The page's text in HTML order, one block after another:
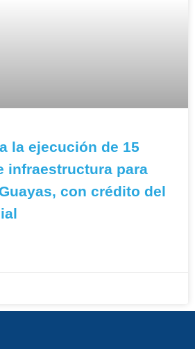
la ejecución de 15
infraestructura para
con crédito del